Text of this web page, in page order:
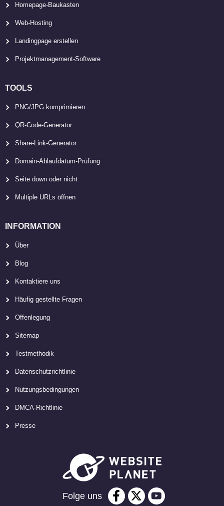
Homepage-Baukasten
Web-Hosting
Landingpage erstellen
Projektmanagement-Software
TOOLS
PNG/JPG komprimieren
QR-Code-Generator
Share-Link-Generator
Domain-Ablaufdatum-Prüfung
Seite down oder nicht
Multiple URLs öffnen
INFORMATION
Über
Blog
Kontaktiere uns
Häufig gestellte Fragen
Offenlegung
Sitemap
Testmethodik
Datenschutzrichtlinie
Nutzungsbedingungen
DMCA-Richtlinie
Presse
Folge uns